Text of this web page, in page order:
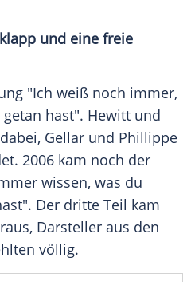
und eine freie
"Ich weiß noch immer,
hast". Hewitt und
Gellar und Phillippe
2006 kam noch der
wissen, was du
Der dritte Teil kam
Darsteller aus den
völlig.